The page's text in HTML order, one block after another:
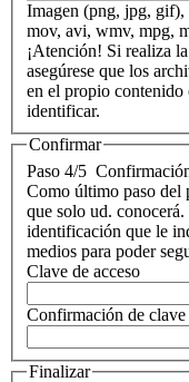
Imagen (png, jpg,
mov, avi, wmv, mpg,
¡Atención! Si realiza
asegúrese que los
en el propio contenido
identificar.
Confirmar
Paso 4/5
Como último paso del
que solo ud.
identificación que le
medios para poder
Clave de acceso
Confirmación de clave
Finalizar